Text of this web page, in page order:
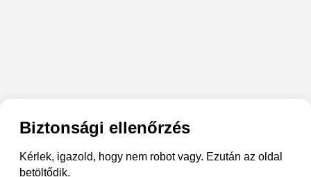
Biztonsági ellenőrzés
Kérlek, igazold, hogy nem robot vagy. Ezután az oldal
betöltődik.